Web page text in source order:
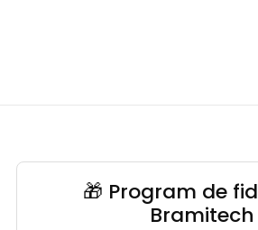
🎁 Program de
Bramitech